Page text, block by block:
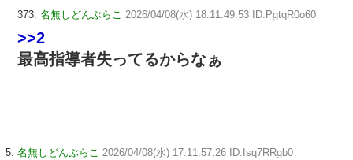
373: 名無しどんぶらこ 2026/04/08(水) 18:11:49.53 ID:PgtqR0o60
>>2
最高指導者失ってるからなぁ
5: 名無しどんぶらこ 2026/04/08(水) 17:11:57.26 ID:Isq7RRgb0